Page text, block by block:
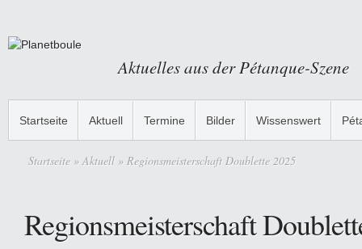
Aktuelles aus der Pétanque-Szene
Startseite Aktuell Termine Bilder Wissenswert
Startseite » Aktuell » Regionsmeisterschaft Doublette 2025
Regionsmeisterschaft